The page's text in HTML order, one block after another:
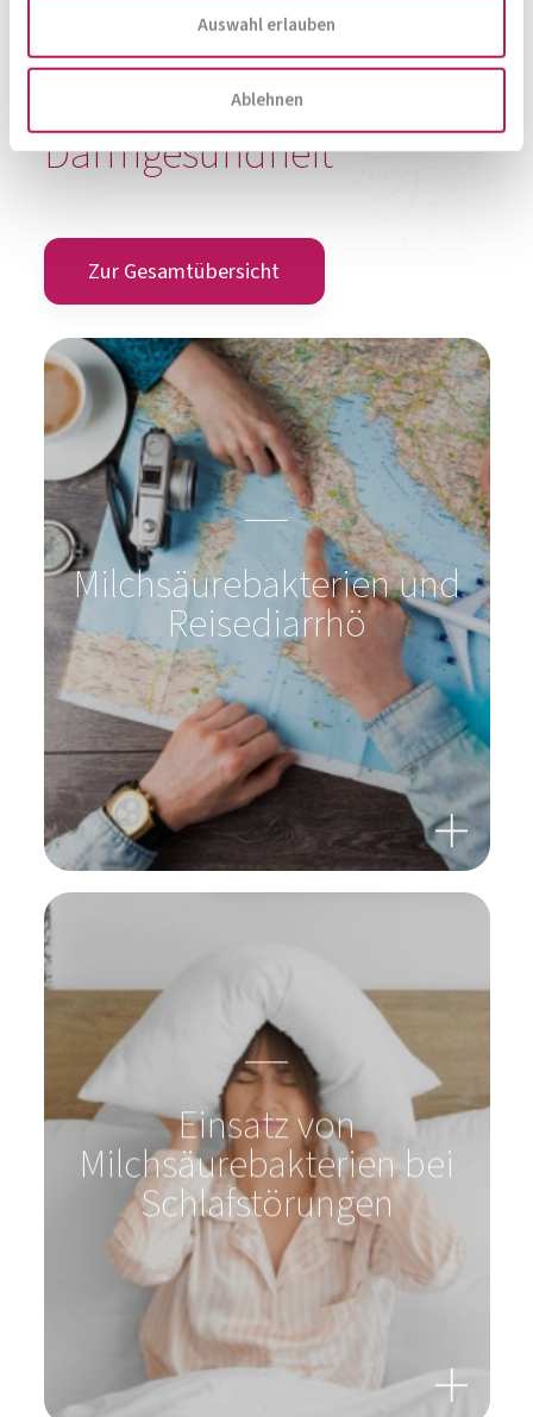
Auswahl erlauben
Ablehnen
Zur Gesamtübersicht
Milchsäurebakterien und
Reisediarrhö
Einsatz von
Milchsäurebakterien bei